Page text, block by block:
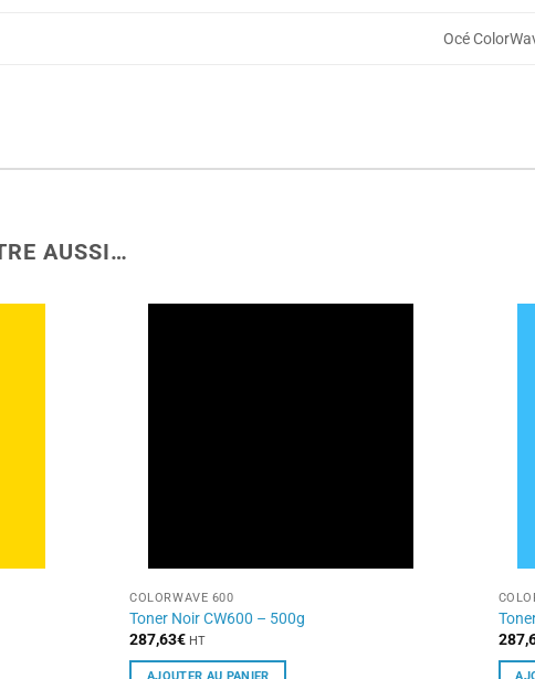
Océ
AUSSI…
COLORWAVE 600
Toner Noir CW600 – 500g
287,63€ HT
AJOUTER AU PANIER